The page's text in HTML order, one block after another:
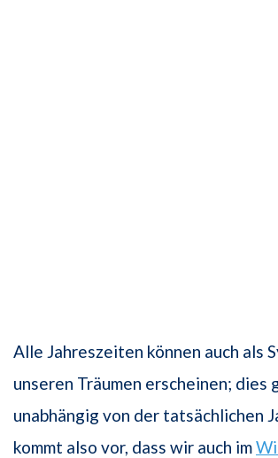
Alle Jahreszeiten können auch als
unseren Träumen erscheinen; dies
unabhängig von der tatsächlichen
kommt also vor, dass wir auch im